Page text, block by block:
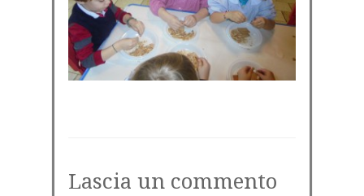
Lascia un commento